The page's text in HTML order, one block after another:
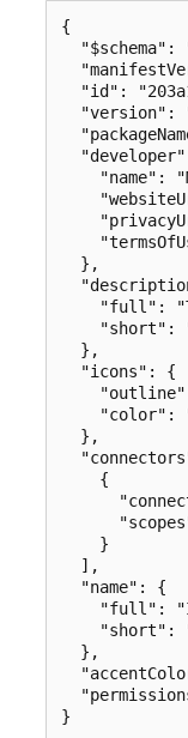
{
"$schema":
"id":
"version":
"name":
  },
"full":
"short":
  },
  "icons": {
"color":
  },
    {
    }
  ],
  "name": {
"full":
"short":
  },